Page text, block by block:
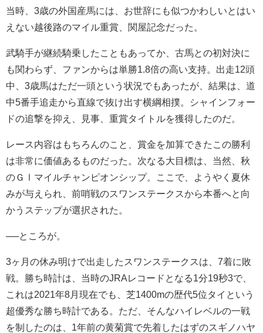
当時、3歳の外国産馬には、お世辞にも似つかわしいとはい
えない越後路のマイル重賞、関屋記念だった。
武騎手が継続騎乗したこともあってか、古馬との初対決に
も関わらず、ファンからは単勝1.8倍の高い支持。出走12頭
中、3歳馬はただ一頭という状況でもあったが、結果は、道
中5番手追走から直線で抜け出す横綱相撲。シャインフォー
ドの追撃を抑え、見事、重賞タイトルを獲得したのだ。
レース内容はもちろんのこと、賞金を加算できたこの勝利
は非常に価値あるものだった。次なる大目標は、当然、秋
のＧⅠマイルチャンピオンシップ。ここで、ようやく夏休
みが与えられ、前哨戦のスワンステークスから本番へと向
かうステップが選択された。
──ところが。
3ヶ月の休み明けで出走したスワンステークスは、7着に敗
戦。勝ち時計は、当時のJRAレコードとなる1分19秒3で、
これは2021年8月現在でも、芝1400mの歴代5位タイという
超優秀な勝ち時計である。ただ、そんなハイレベルの一戦
を制したのは、1年前の黄菊賞で先着したはずのスギノハヤ